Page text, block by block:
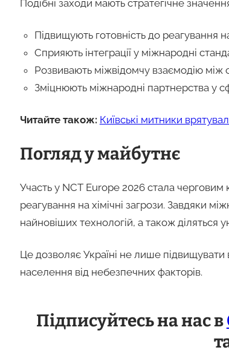
Подібні заходи мають стратегічне
Підвищують готовність до реагування
Сприяють інтеграції у міжнародні
Розвивають міжвідомчу взаємодію
Зміцнюють міжнародні партнерства у
Читайте також: Київські митники
Погляд у майбутнє
Участь у NCT Europe 2026 стала
реагування на хімічні загрози. Завдяки
найновіших технологій, а також діляться
Це дозволяє Україні не лише
населення від небезпечних факторів.
Підписуйтесь на нас в